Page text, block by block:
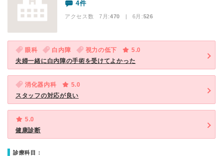
4件
アクセス数 7月:470 | 6月:526
眼科 白内障 視力の低下
5.0
夫婦一緒に白内障の手術を受けてよかった
消化器内科
5.0
スタッフの対応が良い
5.0
健康診断
診療科目：